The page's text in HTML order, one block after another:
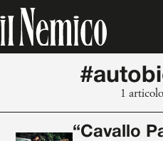
1
“Cavallo